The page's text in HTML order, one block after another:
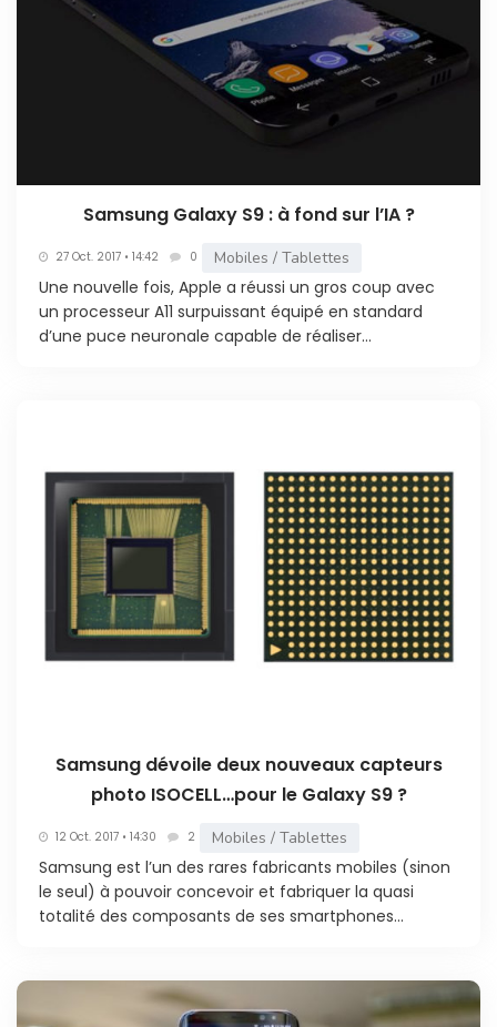
Samsung Galaxy S9 : à fond sur l’IA ?
27 Oct. 2017 • 14:42 0 Mobiles / Tablettes
Une nouvelle fois, Apple a réussi un gros coup avec
un processeur A11 surpuissant équipé en standard
d’une puce neuronale capable de réaliser...
Samsung dévoile deux nouveaux capteurs
photo ISOCELL…pour le Galaxy S9 ?
12 Oct. 2017 • 14:30 2 Mobiles / Tablettes
Samsung est l’un des rares fabricants mobiles (sinon
le seul) à pouvoir concevoir et fabriquer la quasi
totalité des composants de ses smartphones...